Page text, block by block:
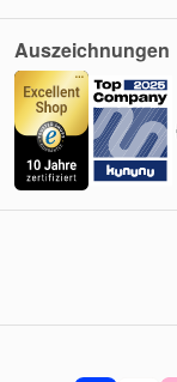
Auszeichnungen